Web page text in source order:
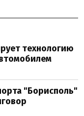
технологию
"Борисполь"